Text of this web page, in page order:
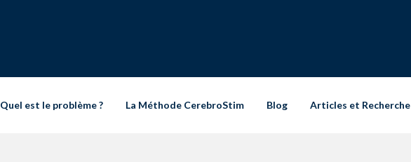
Quel est le problème ? La Méthode CerebroStim Blog Articles et Recherche